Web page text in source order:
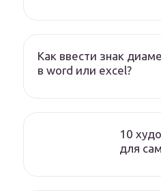
Как ввести знак
в word или excel?
10
для